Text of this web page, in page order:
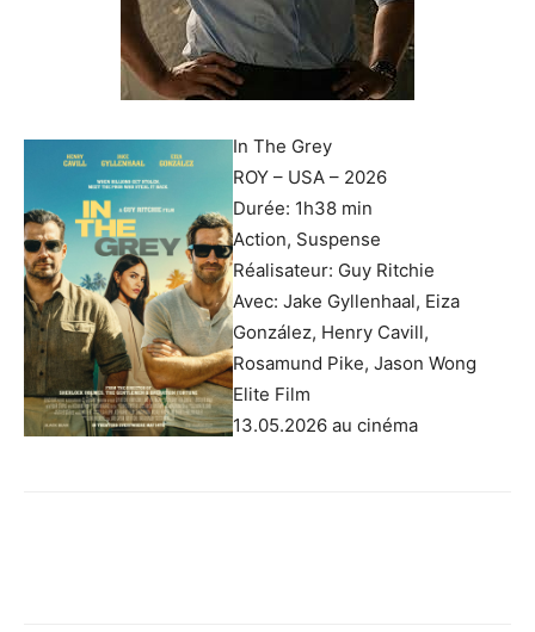
In The Grey
ROY – USA – 2026
Durée: 1h38 min
Action, Suspense
Réalisateur: Guy Ritchie
Avec: Jake Gyllenhaal, Eiza
González, Henry Cavill,
Rosamund Pike, Jason Wong
Elite Film
13.05.2026 au cinéma